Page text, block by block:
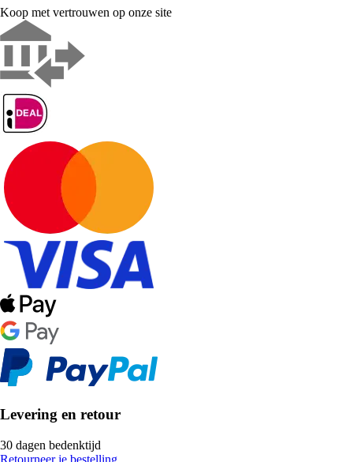
Koop met vertrouwen op onze site
Levering en retour
30 dagen bedenktijd
Retourneer je bestelling